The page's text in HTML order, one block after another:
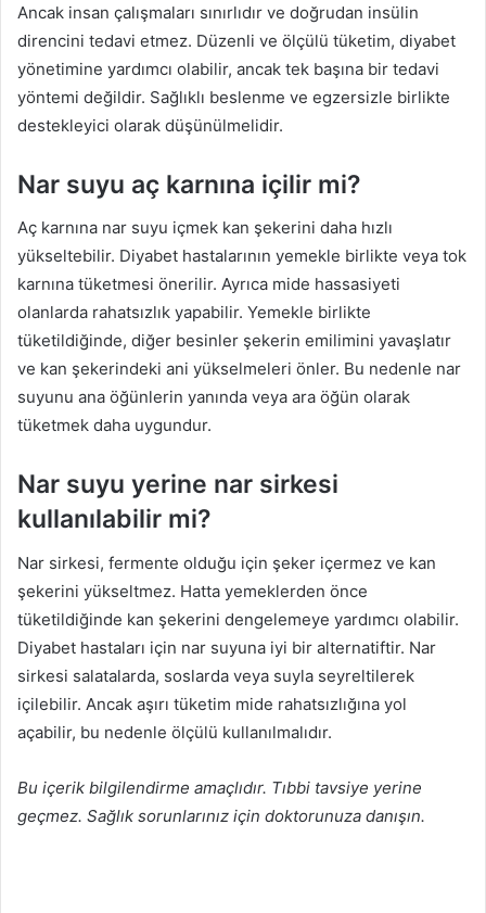
Ancak insan çalışmaları sınırlıdır ve doğrudan insülin
direncini tedavi etmez. Düzenli ve ölçülü tüketim, diyabet
yönetimine yardımcı olabilir, ancak tek başına bir tedavi
yöntemi değildir. Sağlıklı beslenme ve egzersizle birlikte
destekleyici olarak düşünülmelidir.
Nar suyu aç karnına içilir mi?
Aç karnına nar suyu içmek kan şekerini daha hızlı
yükseltebilir. Diyabet hastalarının yemekle birlikte veya tok
karnına tüketmesi önerilir. Ayrıca mide hassasiyeti
olanlarda rahatsızlık yapabilir. Yemekle birlikte
tüketildiğinde, diğer besinler şekerin emilimini yavaşlatır
ve kan şekerindeki ani yükselmeleri önler. Bu nedenle nar
suyunu ana öğünlerin yanında veya ara öğün olarak
tüketmek daha uygundur.
Nar suyu yerine nar sirkesi
kullanılabilir mi?
Nar sirkesi, fermente olduğu için şeker içermez ve kan
şekerini yükseltmez. Hatta yemeklerden önce
tüketildiğinde kan şekerini dengelemeye yardımcı olabilir.
Diyabet hastaları için nar suyuna iyi bir alternatiftir. Nar
sirkesi salatalarda, soslarda veya suyla seyreltilerek
içilebilir. Ancak aşırı tüketim mide rahatsızlığına yol
açabilir, bu nedenle ölçülü kullanılmalıdır.
Bu içerik bilgilendirme amaçlıdır. Tıbbi tavsiye yerine
geçmez. Sağlık sorunlarınız için doktorunuza danışın.